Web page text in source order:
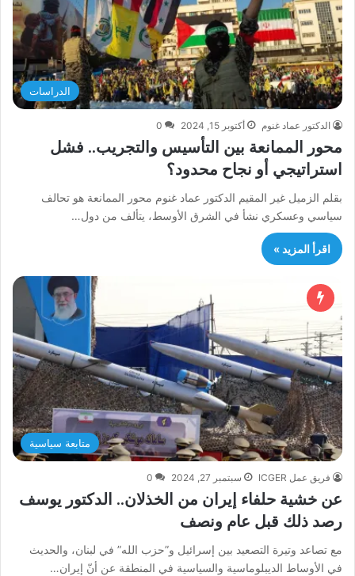
الدراسات
الدكتور عماد غنوم أكتوبر 15, 2024 0
محور الممانعة بين التأسيس والتجريب.. فشل
استراتيجي أو نجاح محدود؟
بقلم الزميل غير المقيم الدكتور عماد غنوم محور الممانعة هو تحالف
سياسي وعسكري نشأ في الشرق الأوسط، يتألف من دول…
اقرأ المزيد »
متابعة سياسية
فريق عمل ICGER سبتمبر 27, 2024 0
عن خشية حلفاء إيران من الخذلان.. الدكتور يوسف
رصد ذلك قبل عام ونصف
مع تصاعد وتيرة التصعيد بين إسرائيل و”حزب الله” في لبنان، والحديث
في الأوساط الديبلوماسية والسياسية في المنطقة عن أنّ إيران…